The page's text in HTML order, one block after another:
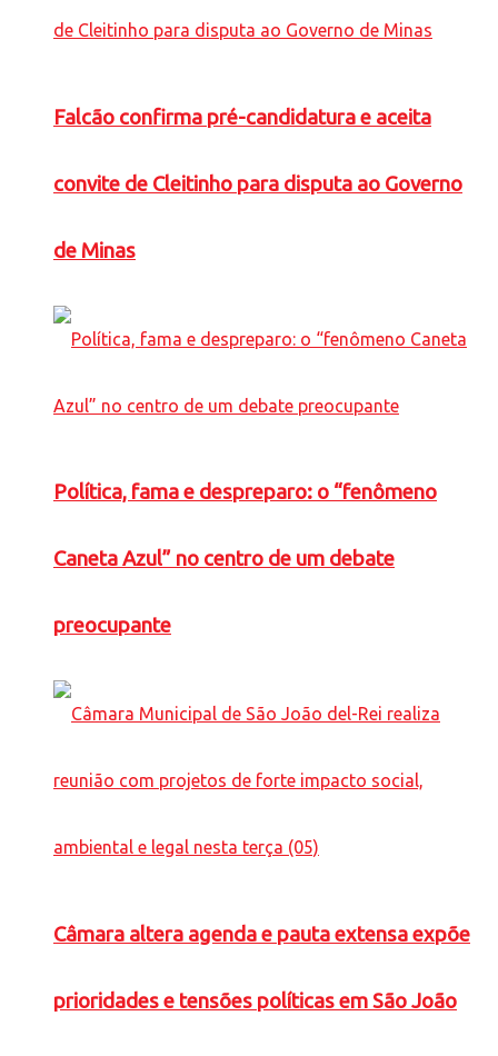
Falcão confirma pré-candidatura e aceita
convite de Cleitinho para disputa ao Governo
de Minas
Política, fama e despreparo: o “fenômeno
Caneta Azul” no centro de um debate
preocupante
Câmara altera agenda e pauta extensa expõe
prioridades e tensões políticas em São João